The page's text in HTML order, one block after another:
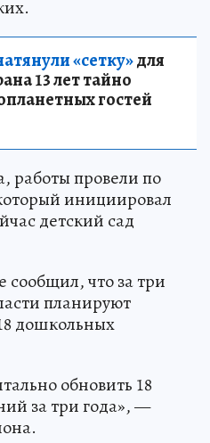
«сетку»для
13 лет тайно
гостей
работы провели по
инициировал
детский сад
сообщил, что за три
планируют
дошкольных
обновить 18
за три года», —